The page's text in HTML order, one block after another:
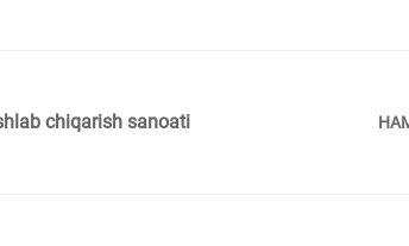
chiqarish sanoati